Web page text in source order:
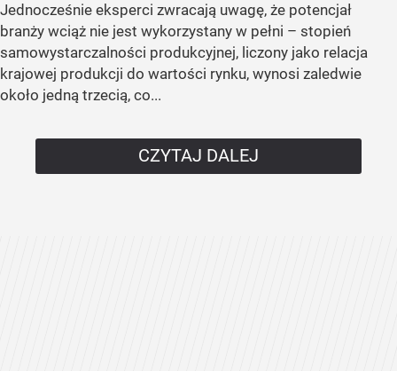
Jednocześnie eksperci zwracają uwagę, że potencjał
branży wciąż nie jest wykorzystany w pełni – stopień
samowystarczalności produkcyjnej, liczony jako relacja
krajowej produkcji do wartości rynku, wynosi zaledwie
około jedną trzecią, co...
CZYTAJ DALEJ